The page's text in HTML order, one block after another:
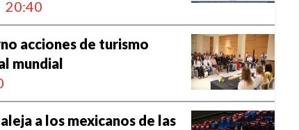
20:40
acciones de turismo
mundial
a los mexicanos de las